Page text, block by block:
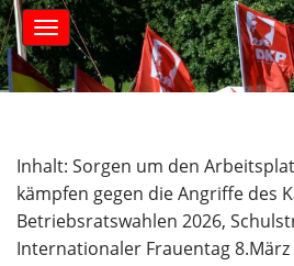
M
a
i
n
u
S
k
i
p
c
o
n
t
e
Inhalt: Sorgen um den
kämpfen gegen die Angriffe des
Betriebsratswahlen 2026,
Internationaler Frauentag 8.März